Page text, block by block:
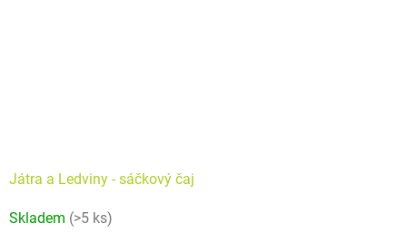
Játra a Ledviny - sáčkový čaj
Skladem (>5 ks)